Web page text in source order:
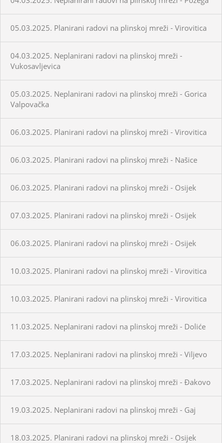
05.03.2025. Planirani radovi na plinskoj mreži - Virovitica
04.03.2025. Neplanirani radovi na plinskoj mreži -
Vukosavljevica
05.03.2025. Neplanirani radovi na plinskoj mreži - Gorica
Valpovačka
06.03.2025. Planirani radovi na plinskoj mreži - Virovitica
06.03.2025. Planirani radovi na plinskoj mreži - Našice
06.03.2025. Planirani radovi na plinskoj mreži - Osijek
07.03.2025. Planirani radovi na plinskoj mreži - Osijek
06.03.2025. Planirani radovi na plinskoj mreži - Osijek
10.03.2025. Planirani radovi na plinskoj mreži - Virovitica
10.03.2025. Planirani radovi na plinskoj mreži - Virovitica
11.03.2025. Neplanirani radovi na plinskoj mreži - Doliće
17.03.2025. Neplanirani radovi na plinskoj mreži - Viljevo
17.03.2025. Neplanirani radovi na plinskoj mreži - Đakovo
19.03.2025. Neplanirani radovi na plinskoj mreži - Gaj
18.03.2025. Planirani radovi na plinskoj mreži - Osijek